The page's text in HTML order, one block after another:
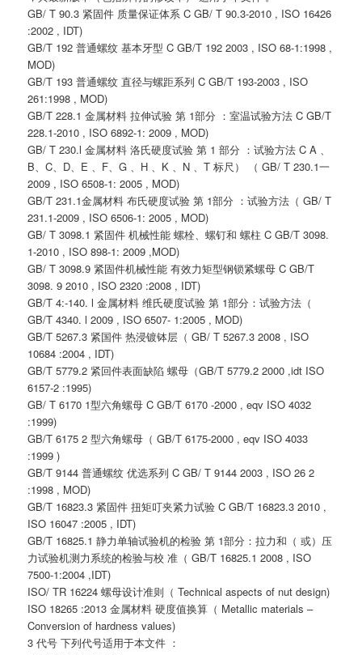
GB/ T 90.3 紧固件 质量保证体系 C GB/ T 90.3-2010 , ISO 16426
:2002 , IDT)
GB/T 192 普通螺纹 基本牙型 C GB/T 192 2003 , ISO 68-1:1998 ,
MOD)
GB/T 193 普通螺纹 直径与螺距系列 C GB/T 193-2003 , ISO
261:1998 , MOD)
GB/T 228.1 金属材料 拉伸试验 第 1部分 ：室温试验方法 C GB/T
228.1-2010 , ISO 6892-1: 2009 , MOD)
GB/ T 230.l 金属材料 洛氏硬度试验 第 1 部分 ：试验方法 C A 、
B、C、D、E 、F、G 、H 、K 、N 、T 标尺） （ GB/ T 230.1一
2009 , ISO 6508-1: 2005 , MOD)
GB/T 231.1金属材料 布氏硬度试验 第 1部分 ：试验方法（ GB/ T
231.1-2009 , ISO 6506-1: 2005 , MOD)
GB/ T 3098.1 紧固件 机械性能 螺栓、螺钉和 螺柱 C GB/T 3098.
1-2010 , ISO 898-1: 2009 ,MOD)
GB/ T 3098.9 紧固件机械性能 有效力矩型钢锁紧螺母 C GB/T
3098. 9 2010 , ISO 2320 :2008 , IDT)
GB/T 4:-140. l 金属材料 维氏硬度试验 第 1部分：试验方法（
GB/T 4340. l 2009 , ISO 6507- 1:2005 , MOD)
GB/T 5267.3 紧国件 热浸镀钵层（ GB/ T 5267.3 2008 , ISO
10684 :2004 , IDT)
GB/T 5779.2 紧回件表面缺陷 螺母（GB/T 5779.2 2000 ,idt ISO
6157-2 :1995)
GB/ T 6170 1型六角螺母 C GB/T 6170 -2000 , eqv ISO 4032
:1999)
GB/T 6175 2 型六角螺母（ GB/T 6175-2000 , eqv ISO 4033
:1999 )
GB/T 9144 普通螺纹 优选系列 C GB/ T 9144 2003 , ISO 26 2
:1998 , MOD)
GB/T 16823.3 紧固件 扭矩叮夹紧力试验 C GB/T 16823.3 2010 ,
ISO 16047 :2005 , IDT)
GB/T 16825.1 静力单轴试验机的检验 第 1部分：拉力和（ 或）压
力试验机测力系统的检验与校 准（ GB/T 16825.1 2008 , ISO
7500-1:2004 ,IDT)
ISO/ TR 16224 螺母设计准则（ Technical aspects of nut design)
ISO 18265 :2013 金属材料 硬度值换算（ Metallic materials –
Conversion of hardness values)
3 代号 下列代号适用于本文件 ：